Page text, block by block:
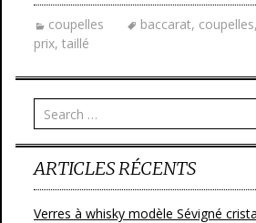
e
b
o
o
k
itt
er
ai
l
ta
g
er
coupelles baccarat, coupelles,
prix, taillé
ARTICLES RÉCENTS
Verres à whisky modèle Sévigné